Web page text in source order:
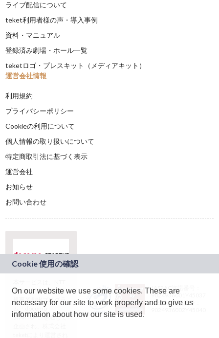
ライブ配信について
teket利用者様の声・導入事例
資料・マニュアル
登録済み劇場・ホール一覧
teketロゴ・プレスキット（メディアキット）
運営会社情報
利用規約
プライバシーポリシー
Cookieの利用について
個人情報の取り扱いについて
特定商取引法に基づく表示
運営会社
お知らせ
お問い合わせ
ドコモグループの新
規事業創出プログラ
ム「docomo
STARTUP」を通じて
JASRAC許諾番号：
9024936001Y45037
JASRAC許諾番号：
On our website we use some cookies. These are
necessary for our site to work properly and to give us
information about how our site is used.